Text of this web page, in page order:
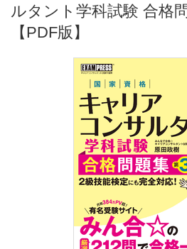
ルタント学科試験 合格
【PDF版】